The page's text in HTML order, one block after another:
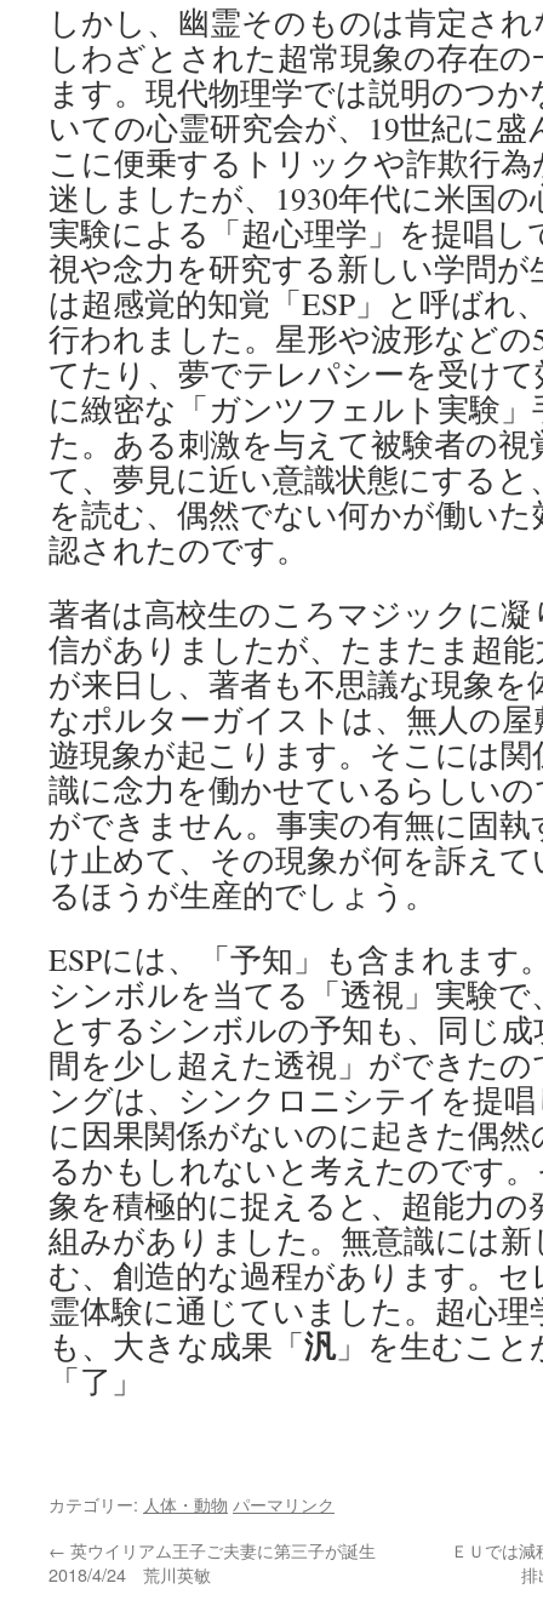
しかし、幽霊そのものは肯定さ
しわざとされた超常現象の存在
ます。現代物理学では説明のつ
いての心霊研究会が、19世紀に
こに便乗するトリックや詐欺行
迷しましたが、1930年代に米国
実験による「超心理学」を提唱
視や念力を研究する新しい学問
は超感覚的知覚「ESP」と呼ばれ
行われました。星形や波形など
てたり、夢でテレパシーを受け
に緻密な「ガンツフェルト実験
た。ある刺激を与えて被験者の
て、夢見に近い意識状態にする
を読む、偶然でない何かが働い
認されたのです。
著者は高校生のころマジックに
信がありましたが、たまたま超
が来日し、著者も不思議な現象を
なポルターガイストは、無人の
遊現象が起こります。そこには
識に念力を働かせているらしい
ができません。事実の有無に固
け止めて、その現象が何を訴え
るほうが生産的でしょう。
ESPには、「予知」も含まれます
シンボルを当てる「透視」実験
とするシンボルの予知も、同じ
間を少し超えた透視」ができた
ングは、シンクロニシテイを提
に因果関係がないのに起きた偶
るかもしれないと考えたのです
象を積極的に捉えると、超能力の
組みがありました。無意識には
む、創造的な過程があります。
霊体験に通じていました。超心
も、大きな成果「汎」を生むこと
「了」
カテゴリー: 人体・動物 パーマリンク
← 英ウイリアム王子ご夫妻に第三子が誕生
2018/4/24 荒川英敏
ＥＵでは